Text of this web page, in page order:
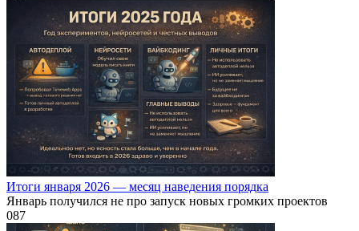
Итоги января 2026 — месяц наведения порядка
Январь получился не про запуск новых громких проектов
087